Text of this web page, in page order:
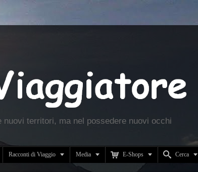
nuovi territori, ma nel possedere nuovi occhi
Racconti di Viaggio  Media   E-Shops   Cerca 